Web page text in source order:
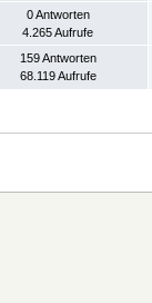
0 Antworten
4.265 Aufrufe
159 Antworten
68.119 Aufrufe